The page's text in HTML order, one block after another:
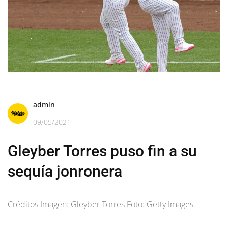
admin
09/05/2021
Gleyber Torres puso fin a su
sequía jonronera
Créditos Imagen: Gleyber Torres Foto: Getty Images